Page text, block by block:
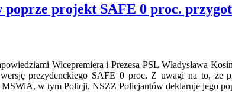
projekt SAFE 0 proc.
Wicepremiera i Prezesa PSL Władysława
prezydenckiego SAFE 0 proc. Z uwagi na to, że
MSWiA, w tym Policji, NSZZ Policjantów deklaruje jego